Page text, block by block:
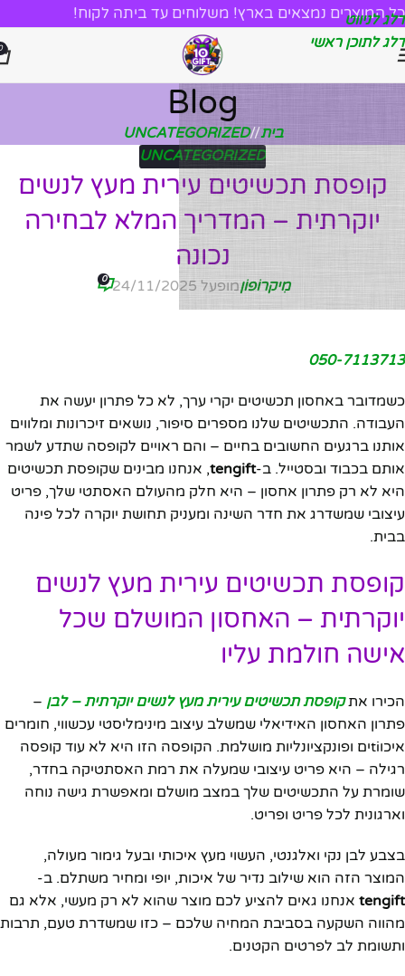
דלג לניווט
דלג לתוכן ראשי
כל המוצרים נמצאים בארץ! משלוחים עד ביתה לקוח!
Blog
בית/
UNCATEGORIZED
UNCATEGORIZED
קופסת תכשיטים עירית מעץ לנשים
יוקרתית – המדריך המלא לבחירה
נכונה
מִיקרוֹפוֹןמופעל 24/11/2025 0
050-7113713
כשמדובר באחסון תכשיטים יקרי ערך, לא כל פתרון יעשה את
העבודה. התכשיטים שלנו מספרים סיפור, נושאים זיכרונות ומלווים
אותנו ברגעים החשובים בחיים – והם ראויים לקופסה שתדע לשמר
אותם בכבוד ובסטייל. ב-tengift, אנחנו מבינים שקופסת תכשיטים
היא לא רק פתרון אחסון – היא חלק מהעולם האסתטי שלך, פריט
עיצובי שמשדרג את חדר השינה ומעניק תחושת יוקרה לכל פינה
בבית.
קופסת תכשיטים עירית מעץ לנשים
יוקרתית – האחסון המושלם שכל
אישה חולמת עליו
הכירו אתקופסת תכשיטים עירית מעץ לנשים יוקרתית – לבן –
פתרון האחסון האידיאלי שמשלב עיצוב מינימליסטי עכשווי, חומרים
איכוtiים ופונקציונליות מושלמת. הקופסה הזו היא לא עוד קופסה
רגילה – היא פריט עיצובי שמעלה את רמת האסתטיקה בחדר,
שומרת על התכשיטים שלך במצב מושלם ומאפשרת גישה נוחה
וארגונית לכל פריט ופריט.
בצבע לבן נקי ואלגנטי, העשוי מעץ איכותי ובעל גימור מעולה,
המוצר הזה הוא שילוב נדיר של איכות, יופי ומחיר משתלם. ב-
tengift אנחנו גאים להציע לכם מוצר שהוא לא רק מעשי, אלא גם
מהווה השקעה בסביבת המחיה שלכם – כזו שמשדרת טעם, תרבות
ותשומת לב לפרטים הקטנים.